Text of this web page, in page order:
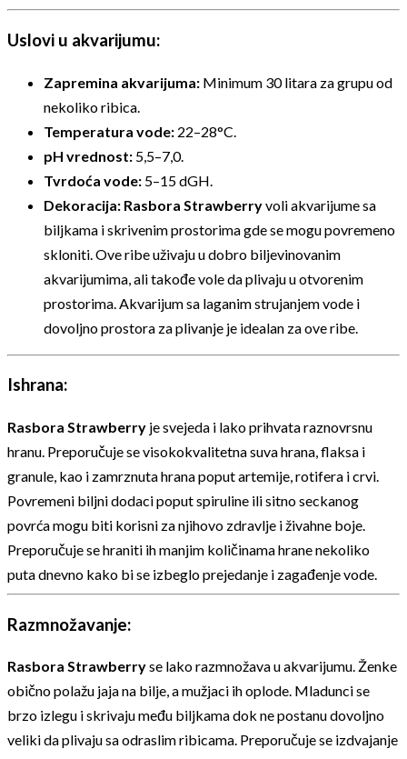
Uslovi u akvarijumu:
Zapremina akvarijuma: Minimum 30 litara za grupu od
nekoliko ribica.
Temperatura vode: 22–28°C.
pH vrednost: 5,5–7,0.
Tvrdoća vode: 5–15 dGH.
Dekoracija: Rasbora Strawberryvoli akvarijume sa
biljkama i skrivenim prostorima gde se mogu povremeno
skloniti. Ove ribe uživaju u dobro biljevinovanim
akvarijumima, ali takođe vole da plivaju u otvorenim
prostorima. Akvarijum sa laganim strujanjem vode i
dovoljno prostora za plivanje je idealan za ove ribe.
Ishrana:
Rasbora Strawberry je svejeda i lako prihvata raznovrsnu
hranu. Preporučuje se visokokvalitetna suva hrana, flaksa i
granule, kao i zamrznuta hrana poput artemije, rotifera i crvi.
Povremeni biljni dodaci poput spiruline ili sitno seckanog
povrća mogu biti korisni za njihovo zdravlje i živahne boje.
Preporučuje se hraniti ih manjim količinama hrane nekoliko
puta dnevno kako bi se izbeglo prejedanje i zagađenje vode.
Razmnožavanje:
Rasbora Strawberryse lako razmnožava u akvarijumu. Ženke
obično polažu jaja na bilje, a mužjaci ih oplode. Mladunci se
brzo izlegu i skrivaju među biljkama dok ne postanu dovoljno
veliki da plivaju sa odraslim ribicama. Preporučuje se izdvajanje